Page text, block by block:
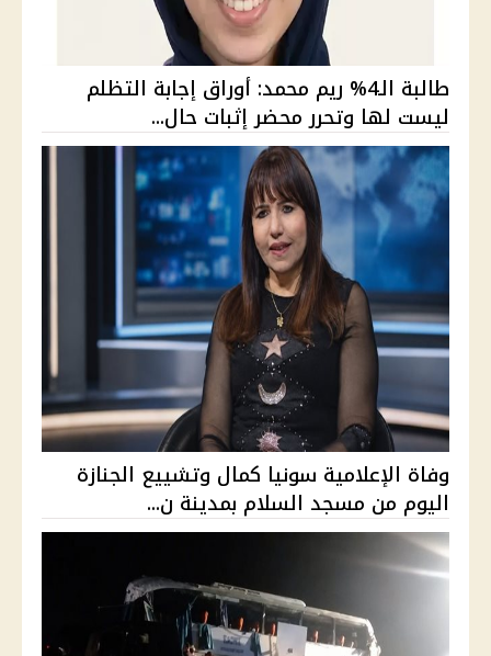
طالبة الـ4% ريم محمد: أوراق إجابة التظلم
ليست لها وتحرر محضر إثبات حال...
وفاة الإعلامية سونيا كمال وتشييع الجنازة
اليوم من مسجد السلام بمدينة ن...